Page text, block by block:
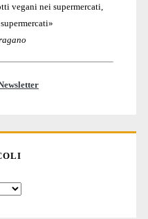
vegani nei supermercati,